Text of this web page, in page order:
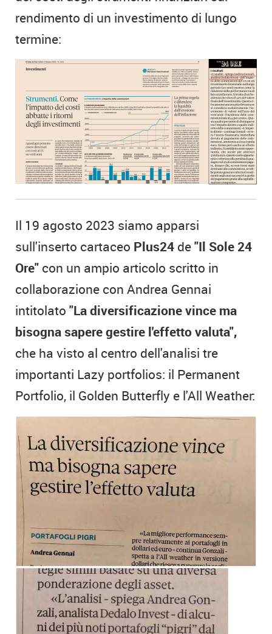
rendimento di un investimento di lungo
termine:
Il 19 agosto 2023 siamo apparsi
sull'inserto cartaceo Plus24 de"Il Sole 24
Ore" con un ampio articolo scritto in
collaborazione con Andrea Gennai
intitolato "La diversificazione vince ma
bisogna sapere gestire l'effetto valuta",
che ha visto al centro dell'analisi tre
importanti Lazy portfolios: il Permanent
Portfolio, il Golden Butterfly e l'All Weather: